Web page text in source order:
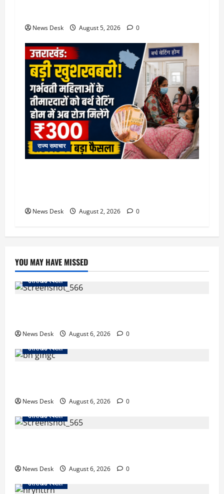
News Desk August 5, 2026 0
राज्य समाचार
News Desk August 2, 2026 0
YOU MAY HAVE MISSED
उत्तराखंड स्पेशल
News Desk August 6, 2026
0
उत्तराखंड स्पेशल
News Desk August 6, 2026
0
उत्तराखंड स्पेशल
News Desk August 6, 2026
0
उत्तराखंड स्पेशल